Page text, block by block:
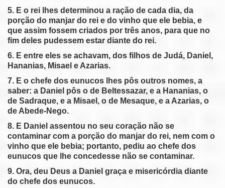
5. E o rei lhes determinou a ração de cada dia, da
porção do manjar do rei e do vinho que ele bebia, e
que assim fossem criados por três anos, para que no
fim deles pudessem estar diante do rei.
6. E entre eles se achavam, dos filhos de Judá, Daniel,
Hananias, Misael e Azarias.
7. E o chefe dos eunucos lhes pôs outros nomes, a
saber: a Daniel pôs o de Beltessazar, e a Hananias, o
de Sadraque, e a Misael, o de Mesaque, e a Azarias, o
de Abede-Nego.
8. E Daniel assentou no seu coração não se
contaminar com a porção do manjar do rei, nem com o
vinho que ele bebia; portanto, pediu ao chefe dos
eunucos que lhe concedesse não se contaminar.
9. Ora, deu Deus a Daniel graça e misericórdia diante
do chefe dos eunucos.